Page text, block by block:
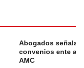
Abogados
convenios ente
AMC